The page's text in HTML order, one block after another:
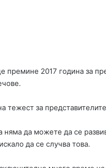
премине 2017 година за
тежест за
няма да можете да се
да се случва това.